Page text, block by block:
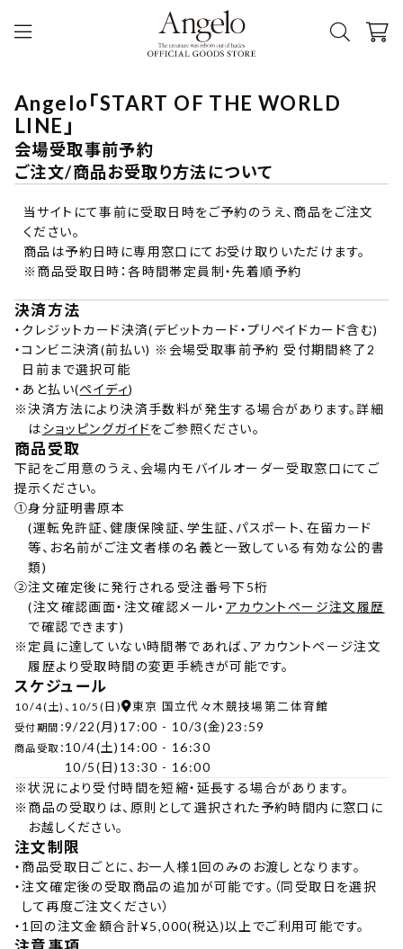
Angelo「START OF THE WORLD
LINE」
会場受取事前予約
ご注文/商品お受取り方法について
当サイトにて事前に受取日時をご予約のうえ、商品をご注文
ください。
商品は予約日時に専用窓口にてお受け取りいただけます。
※商品受取日時：各時間帯定員制・先着順予約
決済方法
・ クレジットカード決済(デビットカード・プリペイドカード含む)
・コンビニ決済(前払い) ※会場受取事前予約 受付期間終了2
日前まで選択可能
・ あと払い(ペイディ)
※決済方法により決済手数料が発生する場合があります。詳細
はショッピングガイドをご参照ください。
商品受取
下記をご用意のうえ、会場内モバイルオーダー受取窓口にてご
提示ください。
①身分証明書原本
(運転免許証、健康保険証、学生証、パスポート、在留カード
等、お名前がご注文者様の名義と一致している有効な公的書
類)
②注文確定後に発行される受注番号下5桁
(注文確認画面・注文確認メール・ アカウントページ注文履歴
で確認できます)
※ 定員に達していない時間帯であれば、アカウントページ注文
履歴より受取時間の変更手続きが可能です。
スケジュール
10/4(土)、10/5(日) 東京 国立代々木競技場第二体育館
受付期間：9/22(月)17:00 - 10/3(金)23:59
商品受取： 10/4(土)14:00 - 16:30
10/5(日)13:30 - 16:00
※状況により受付時間を短縮・延長する場合があります。
※ 商品の受取りは、原則として選択された予約時間内に窓口に
お越しください。
注文制限
・ 商品受取日ごとに、お一人様1回のみのお渡しとなります。
・注文確定後の受取商品の追加が可能です。（同受取日を選択
して再度ご注文ください）
・ 1回の注文金額合計¥5,000(税込)以上でご利用可能です。